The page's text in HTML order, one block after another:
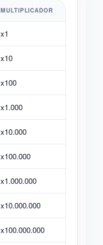
MULTIPLICADOR
x1
x10
x100
x1.000
x10.000
x100.000
x1.000.000
x10.000.000
x100.000.000